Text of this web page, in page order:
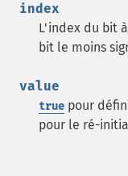
index
L'index du bit
bit le moins
value
true pour
pour le ré-